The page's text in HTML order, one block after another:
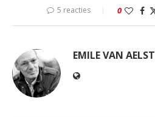
5 reacties 0
EMILE VAN AELST